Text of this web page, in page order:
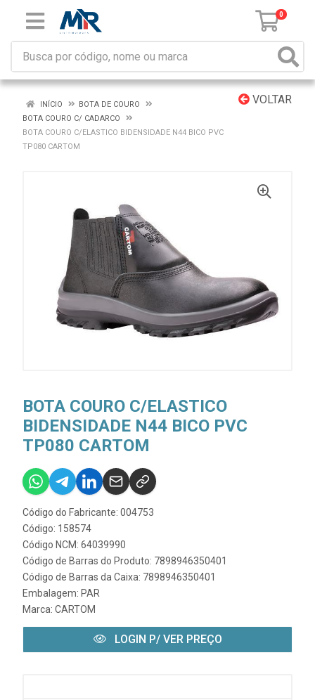
0
VOLTAR
INÍCIO
BOTA DE COURO
BOTA COURO C/ CADARCO
BOTA COURO C/ELASTICO BIDENSIDADE N44 BICO PVC
TP080 CARTOM
BOTA COURO C/ELASTICO
BIDENSIDADE N44 BICO PVC
TP080 CARTOM
Código do Fabricante: 004753
Código: 158574
Código NCM: 64039990
Código de Barras do Produto: 7898946350401
Código de Barras da Caixa: 7898946350401
Embalagem: PAR
Marca: CARTOM
LOGIN P/ VER PREÇO